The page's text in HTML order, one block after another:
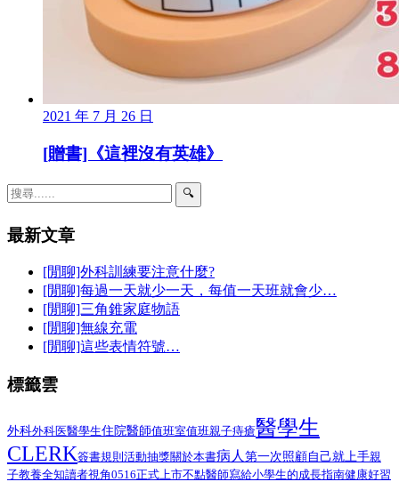
2021 年 7 月 26 日
[贈書]《這裡沒有英雄》
🔍
最新文章
[閒聊]外科訓練要注意什麼?
[閒聊]每過一天就少一天，每值一天班就會少…
[閒聊]三角錐家庭物語
[閒聊]無線充電
[閒聊]這些表情符號…
標籤雲
外科外科医醫學生住院醫師值班室值班親子痔瘡醫學生
CLERK簽書規則 活動抽獎關於本書病人 第一次照顧自己就上手親
子教養全知讀者視角0516正式上市不點醫師寫給小學生的成長指南健康好習